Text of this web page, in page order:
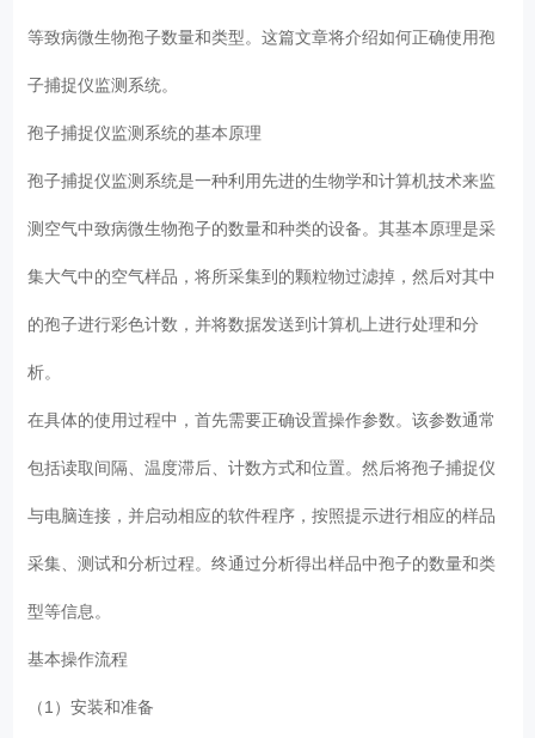
等致病微生物孢子数量和类型。这篇文章将介绍如何正确使用孢
子捕捉仪监测系统。
孢子捕捉仪监测系统的基本原理
孢子捕捉仪监测系统是一种利用先进的生物学和计算机技术来监
测空气中致病微生物孢子的数量和种类的设备。其基本原理是采
集大气中的空气样品，将所采集到的颗粒物过滤掉，然后对其中
的孢子进行彩色计数，并将数据发送到计算机上进行处理和分
析。
在具体的使用过程中，首先需要正确设置操作参数。该参数通常
包括读取间隔、温度滞后、计数方式和位置。然后将孢子捕捉仪
与电脑连接，并启动相应的软件程序，按照提示进行相应的样品
采集、测试和分析过程。终通过分析得出样品中孢子的数量和类
型等信息。
基本操作流程
（1）安装和准备